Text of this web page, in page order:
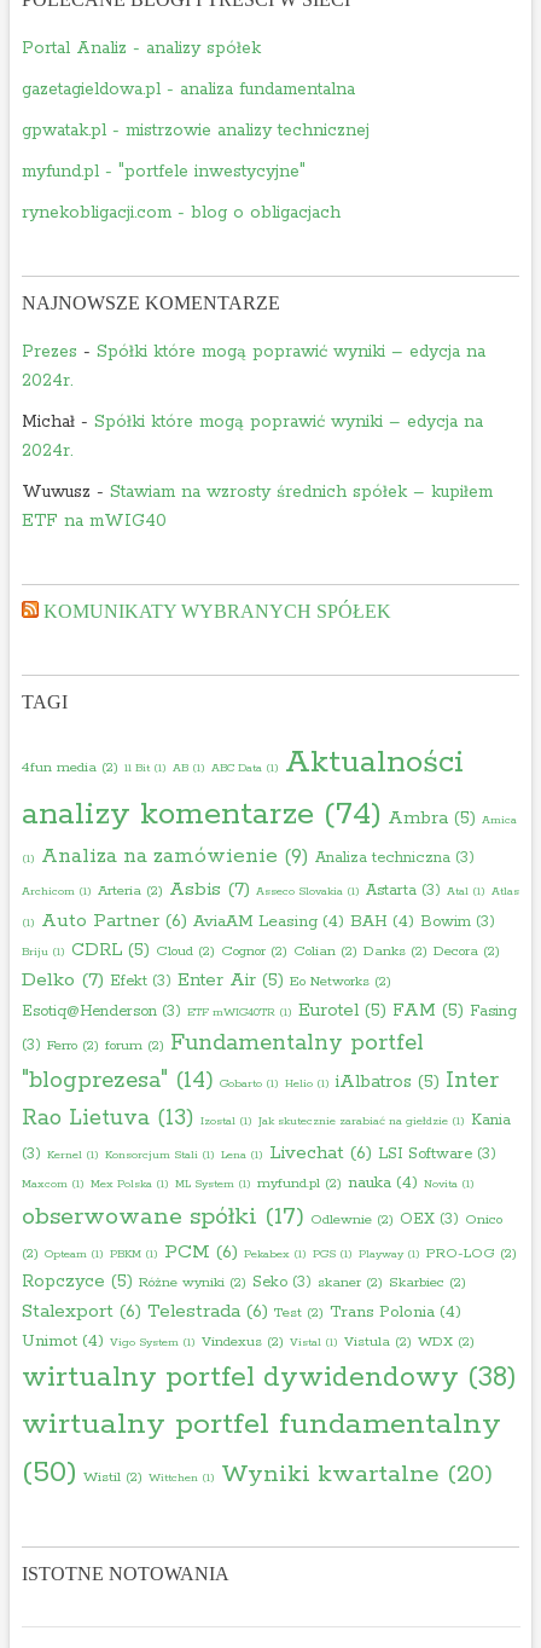
Portal Analiz - analizy spółek
gazetagieldowa.pl - analiza fundamentalna
gpwatak.pl - mistrzowie analizy technicznej
myfund.pl - "portfele inwestycyjne"
rynekobligacji.com - blog o obligacjach
NAJNOWSZE KOMENTARZE
Prezes - Spółki które mogą poprawić wyniki – edycja na
2024r.
Michał- Spółki które mogą poprawić wyniki – edycja na
2024r.
Wuwusz - Stawiam na wzrosty średnich spółek – kupiłem
ETF na mWIG40
KOMUNIKATY WYBRANYCH SPÓŁEK
TAGI
4fun media(2) 11 Bit(1) AB(1) ABC Data(1) Aktualności
analizy komentarze (74) Ambra(5) Amica
(1) Analiza na zamówienie (9) Analiza techniczna(3)
Archicom(1) Arteria(2) Asbis (7) Asseco Slovakia(1) Astarta(3) Atal(1) Atlas
(1) Auto Partner(6) AviaAM Leasing(4) BAH (4) Bowim(3)
Briju(1) CDRL(5) Cloud(2) Cognor(2) Colian(2) Danks(2) Decora(2)
Delko (7) Efekt(3) Enter Air(5) Eo Networks(2)
Esotiq@Henderson(3) ETF mWIG40TR(1) Eurotel(5) FAM (5) Fasing
(3) Ferro(2) forum(2) Fundamentalny portfel
"blogprezesa" (14) Gobarto(1) Helio(1) iAlbatros (5) Inter
Rao Lietuva(13) Izostal(1) Jak skutecznie zarabiać na giełdzie(1) Kania
(3) Kernel(1) Konsorcjum Stali(1) Lena(1) Livechat(6) LSI Software(3)
Maxcom(1) Mex Polska(1) ML System(1) myfund.pl(2) nauka(4) Novita(1)
obserwowane spółki (17) Odlewnie(2) OEX(3) Onico
(2) Opteam(1) PBKM(1) PCM (6) Pekabex(1) PGS(1) Playway(1) PRO-LOG (2)
Ropczyce (5) Różne wyniki(2) Seko(3) skaner(2) Skarbiec (2)
Stalexport(6) Telestrada(6) Test(2) Trans Polonia(4)
Unimot(4) Vigo System(1) Vindexus(2) Vistal(1) Vistula(2) WDX(2)
wirtualny portfel dywidendowy (38)
wirtualny portfel fundamentalny
(50) Wistil(2) Wittchen(1) Wyniki kwartalne (20)
ISTOTNE NOTOWANIA